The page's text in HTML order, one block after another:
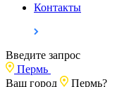
Контакты
Введите запрос
Пермь
Ваш город
Пермь?